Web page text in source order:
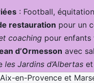
: Football,
restauration pour un
coaching pour enfants
d’Ormesson avec
les Jardins d’Albertas
en-Provence et